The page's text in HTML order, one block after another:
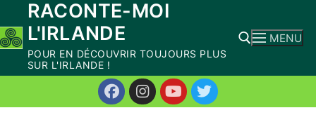
au
contenu
RACONTE-MOI
L'IRLANDE
POUR EN DÉCOUVRIR TOUJOURS PLUS
SUR L'IRLANDE !
Rechercher :
MENU